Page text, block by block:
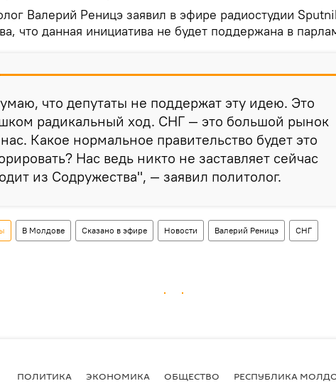
Валерий Реницэ заявил в эфире радиостудии
что данная инициатива не будет поддержана в
что депутаты не поддержат эту идею. Это
радикальный ход. СНГ — это большой рынок
Какое нормальное правительство будет это
Нас ведь никто не заставляет сейчас
из Содружества", — заявил политолог.
В Молдове Сказано в эфире Новости Валерий Реницэ СНГ
ПОЛИТИКА ЭКОНОМИКА ОБЩЕСТВО РЕСПУБЛИКА